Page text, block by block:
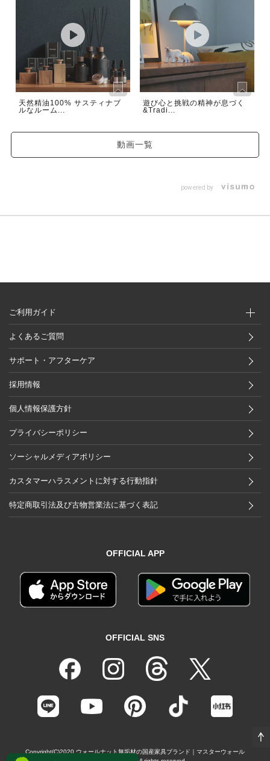
天然精油100% サスティナブ
ルなルーム...
遊び心と挑戦の精神が息づく
&Tradi...
動画一覧
powered by
ご利用ガイド
よくあるご質問
サポート・アフターケア
採用情報
個人情報保護方針
プライバシーポリシー
ソーシャルメディアポリシー
カスタマーハラスメントに対する行動指針
特定商取引法及び古物営業法に基づく表記
OFFICIAL APP
OFFICIAL SNS
Copyright(C)2020 ウォールナット無垢材の国産家具ブランド｜マスターウォール